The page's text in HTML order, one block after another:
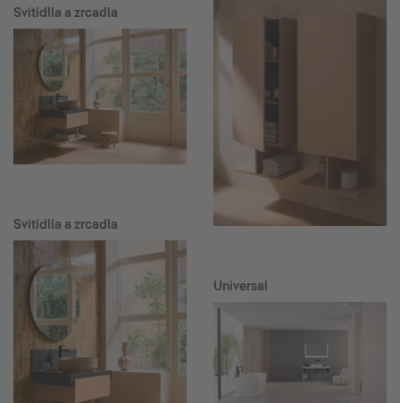
Svítidlla a zrcadla
Svítidlla a zrcadla
Universal